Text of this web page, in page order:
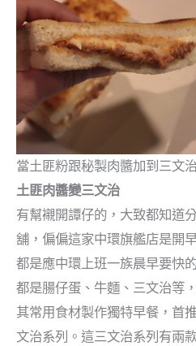
當土匪粉跟秘製肉醬加到三文
土匪肉醬變三文治
有幫襯開譚仔的，大致都知道
舖，偏偏這家中環旗艦店是開
都是應中環上班一族晨早要快
都是腸仔蛋、牛麵、三文治等
其常用食材製作獨特早餐，首
文治系列。這三文治系列有兩